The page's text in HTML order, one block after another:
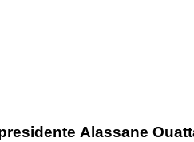
Alassane